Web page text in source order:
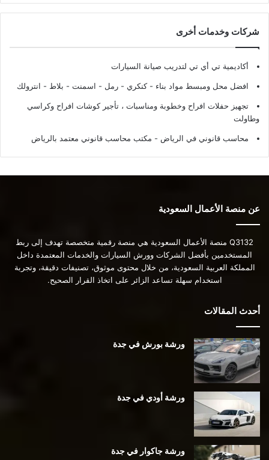
شركات وخدمات أخرى
أكاديمية تي أي تي لتدريب صيانة السيارات
افضل محل ومبسط مواد بناء - كنكري - رمل - اسمنت - بلاط - انترولك
تجهيز حفلات افراح وخطوبة ومناسبات ، تأجير كوشات افراح وكراسي
وطاولت
محاسب قانوني في الرياض - مكتب محاسب قانوني معتمد بالرياض
عن منصة الأعمال السعودية
Q3132 منصة الأعمال السعودية هي منصة رقمية متخصصة تهدف إلى ربط
المستخدمين بأفضل الشركات وورش السيارات والخدمات المعتمدة داخل
المملكة العربية السعودية، من خلال محتوى موثوق، تصنيفات دقيقة، وتجربة
استخدام سهلة تساعد الزائر على اتخاذ القرار الصحيح.
أحدث المقالات
ورشة بورش في جدة
ورشة أودي في جدة
ورشة جاكوار في جدة